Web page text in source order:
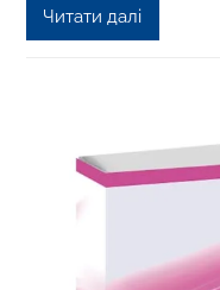
Читати далі